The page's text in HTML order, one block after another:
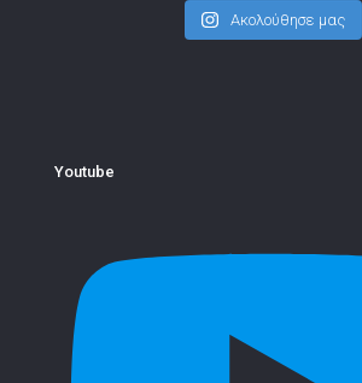
Ακολούθησε μας
Youtube